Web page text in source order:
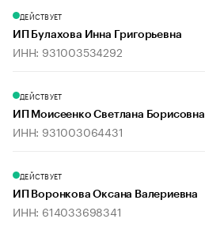
ДЕЙСТВУЕТ
ИП Булахова Инна Григорьевна
ИНН: 931003534292
ДЕЙСТВУЕТ
ИП Моисеенко Светлана Борисовна
ИНН: 931003064431
ДЕЙСТВУЕТ
ИП Воронкова Оксана Валериевна
ИНН: 614033698341